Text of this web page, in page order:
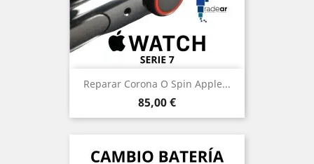
Reparar Corona O Spin Apple...
Precio
85,00 €